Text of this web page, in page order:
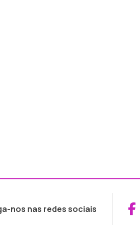
nos nas redes sociais